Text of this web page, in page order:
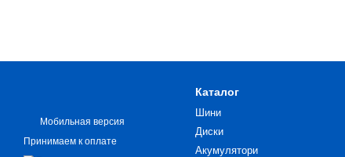
Мобильная версия
Принимаем к оплате
Каталог
Шини
Диски
Акумулятори